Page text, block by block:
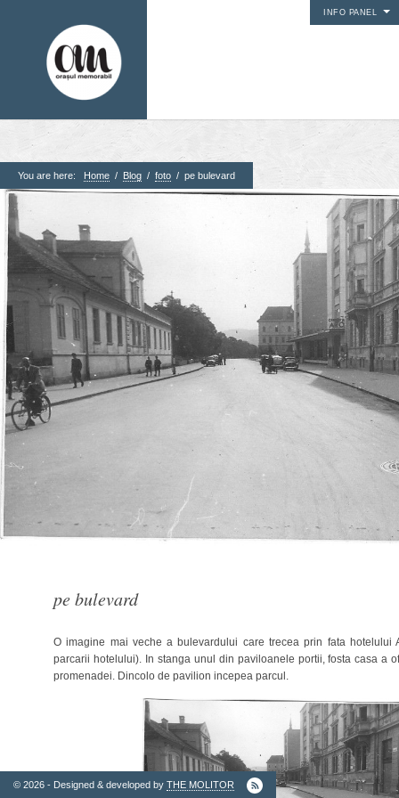
INFO PANEL
1. Pagini
Contact
Contribuie si tu
Despre proiect
Din arhiva orasului
Editii anterioare
Panorame
2. Finantatori
© 2026 - Designed & developed by THE MOLITOR
You are here: Home / Blog / foto / pe bulevard
pe bulevard
O imagine mai veche a bulevardului care trecea prin fata hotelului
parcarii hotelului). In stanga unul din paviloanele portii, fosta casa a
promenadei. Dincolo de pavilion incepea parcul.